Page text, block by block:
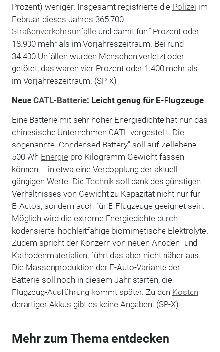
Prozent) weniger. Insgesamt registrierte die Polizei im
Februar dieses Jahres 365.700
Straßenverkehrsunfälle und damit fünf Prozent oder
18.900 mehr als im Vorjahreszeitraum. Bei rund
34.400 Unfällen wurden Menschen verletzt oder
getötet, das waren vier Prozent oder 1.400 mehr als
im Vorjahreszeitraum. (SP-X)
Neue CATL-Batterie: Leicht genug für E-Flugzeuge
Eine Batterie mit sehr hoher Energiedichte hat nun das
chinesische Unternehmen CATL vorgestellt. Die
sogenannte "Condensed Battery" soll auf Zellebene
500 Wh Energie pro Kilogramm Gewicht fassen
können – in etwa eine Verdopplung der aktuell
gängigen Werte. Die Techniksoll dank des günstigen
Verhältnisses von Gewicht zu Kapazität nicht nur für
E-Autos, sondern auch für E-Flugzeuge geeignet sein.
Möglich wird die extreme Energiedichte durch
kodensierte, hochleitfähige biomimetische Elektrolyte.
Zudem spricht der Konzern von neuen Anoden- und
Kathodenmaterialien, führt das aber nicht näher aus.
Die Massenproduktion der E-Auto-Variante der
Batterie soll noch in diesem Jahr starten, die
Flugzeug-Ausführung kommt später. Zu den Kosten
derartiger Akkus gibt es keine Angaben. (SP-X)
Mehr zum Thema entdecken